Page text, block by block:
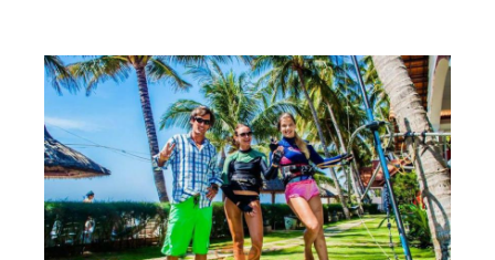
Новости
Медиа
Фото
Видео
Места катания